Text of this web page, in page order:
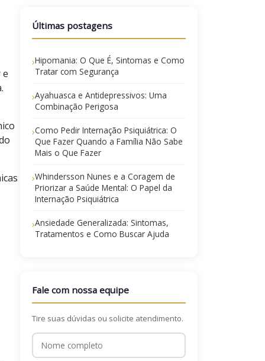
Últimas postagens
›Hipomania: O Que É, Sintomas e Como
Tratar com Segurança
›Ayahuasca e Antidepressivos: Uma
Combinação Perigosa
›Como Pedir Internação Psiquiátrica: O
Que Fazer Quando a Família Não Sabe
Mais o Que Fazer
›Whindersson Nunes e a Coragem de
Priorizar a Saúde Mental: O Papel da
Internação Psiquiátrica
›Ansiedade Generalizada: Sintomas,
Tratamentos e Como Buscar Ajuda
Fale com nossa equipe
Tire suas dúvidas ou solicite atendimento.